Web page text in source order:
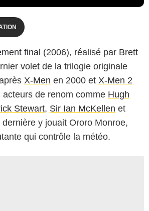
final (2006), réalisé par Brett
volet de la trilogie originale
X-Men en 2000 et X-Men 2
de renom comme Hugh
Stewart, Sir Ian McKellen et
dernière y jouait Ororo Monroe,
qui contrôle la météo.